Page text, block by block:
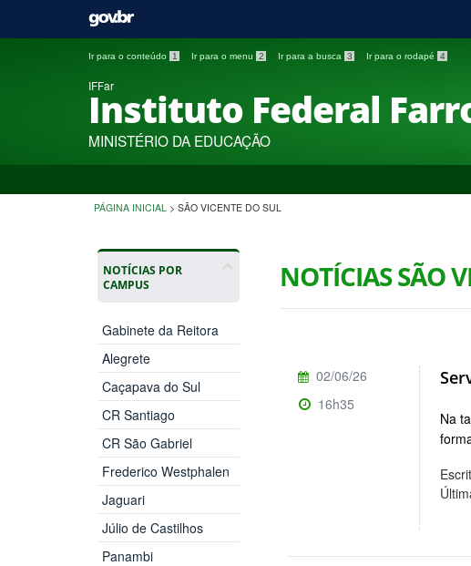
Ir para o conteúdo 1 Ir para o menu 2 Ir para a busca 3 Ir para o rodapé 4
IFFar
Instituto Federal
MINISTÉRIO DA EDUCAÇÃO
PÁGINA INICIAL > SÃO VICENTE DO SUL
NOTÍCIAS POR
CAMPUS
Gabinete da Reitora
Alegrete
Caçapava do Sul
CR Santiago
CR São Gabriel
Frederico Westphalen
Jaguari
Júlio de Castilhos
Panambi
NOTÍCIAS SÃO
Na
02/06/26
16h35